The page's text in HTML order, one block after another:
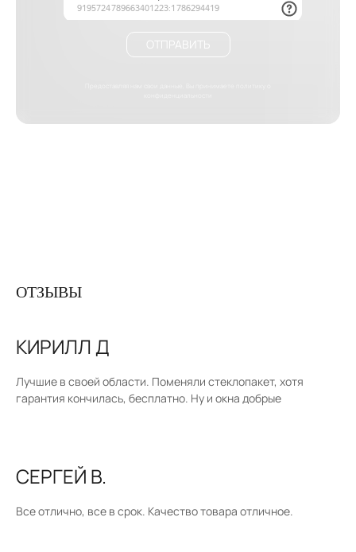
ОТПРАВИТЬ
ОТЗЫВЫ
КИРИЛЛ Д
Лучшие в своей области. Поменяли стеклопакет, хотя
гарантия кончилась, бесплатно. Ну и окна добрые
СЕРГЕЙ В.
Все отлично, все в срок. Качество товара отличное.